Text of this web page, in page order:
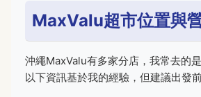
MaxValu超市位置與
沖繩MaxValu有多家分店，我常去的
以下資訊基於我的經驗，但建議出發